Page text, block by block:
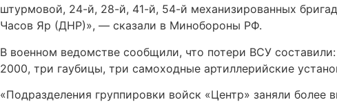
штурмовой, 24-й, 28-й, 41-й, 54-й механизированных
Часов Яр (ДНР)», — сказали в Минобороны РФ.
В военном ведомстве сообщили, что потери ВСУ
2000, три гаубицы, три самоходные артиллерийские
«Подразделения группировки войск «Центр» заняли